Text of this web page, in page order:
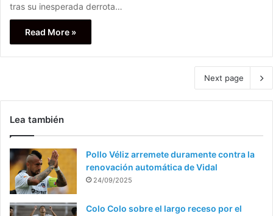
tras su inesperada derrota…
Read More »
Next page
Lea también
Pollo Véliz arremete duramente contra la
renovación automática de Vidal
24/09/2025
Colo Colo sobre el largo receso por el